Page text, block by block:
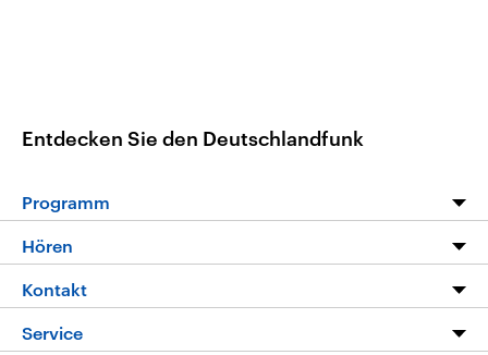
Entdecken Sie den Deutschlandfunk
Programm
Die Nachrichten
Nachrichtenleicht
Hören
Livestream
Kontakt
Service